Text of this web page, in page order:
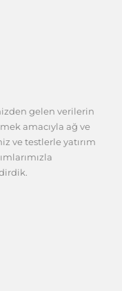
gelen verilerin
amacıyla ağ ve
ve testlerle yatırım